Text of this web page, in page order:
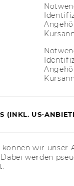
For­mu­
impact-​
(INKL. US-
wir unser
werden